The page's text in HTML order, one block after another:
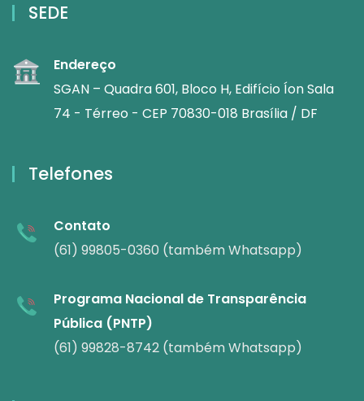
SEDE
Endereço
SGAN – Quadra 601, Bloco H, Edifício Íon Sala
74 - Térreo - CEP 70830-018 Brasília / DF
Telefones
Contato
(61) 99805-0360 (também Whatsapp)
Programa Nacional de Transparência
Pública (PNTP)
(61) 99828-8742 (também Whatsapp)